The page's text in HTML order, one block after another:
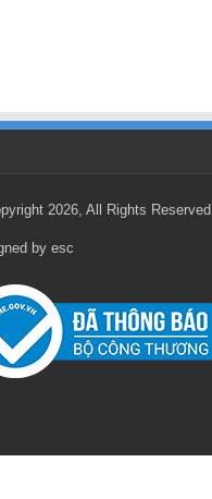
2026, All Rights Reserved
by esc